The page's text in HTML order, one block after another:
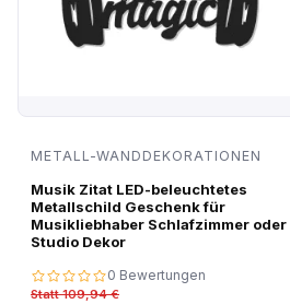
METALL-WANDDEKORATIONEN
Musik Zitat LED-beleuchtetes
Metallschild Geschenk für
Musikliebhaber Schlafzimmer oder
Studio Dekor
0 Bewertungen
Statt 109,94 €